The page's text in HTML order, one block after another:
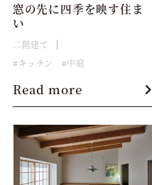
窓の先に四季を映す住ま
い
二階建て
キッチン
中庭
Read more